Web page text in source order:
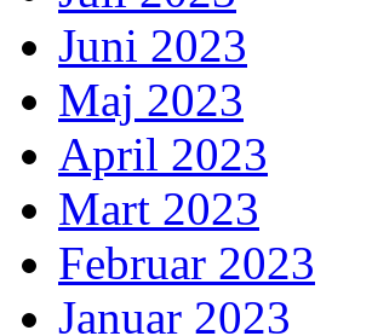
Juni 2023
Maj 2023
April 2023
Mart 2023
Februar 2023
Januar 2023